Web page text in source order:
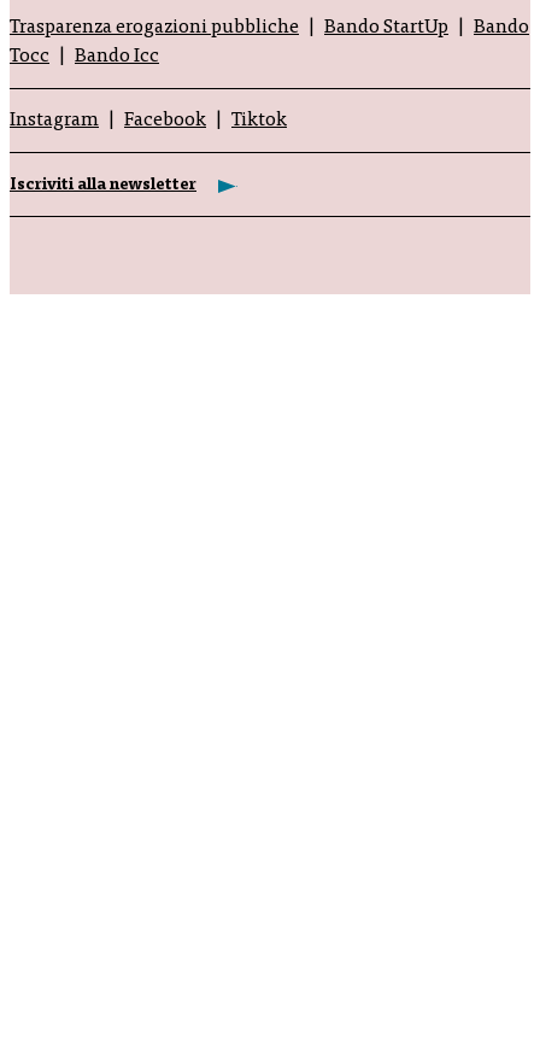
Trasparenza erogazioni pubbliche Bando StartUp
Bando
Tocc
Bando Icc
Instagram Facebook Tiktok
Iscriviti alla newsletter